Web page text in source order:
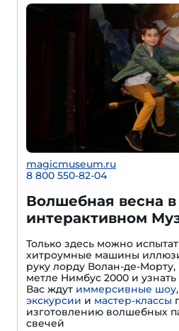
magicmuseum.ru
8 800 550-82-04
Волшебная весна в
интерактивном
Только здесь можно
хитроумные машины
руку лорду Волан-де-Морту,
метле Нимбус 2000 и
Вас ждут иммерсивные шоу,
экскурсии и мастер-классы
изготовлению волшебных
свечей